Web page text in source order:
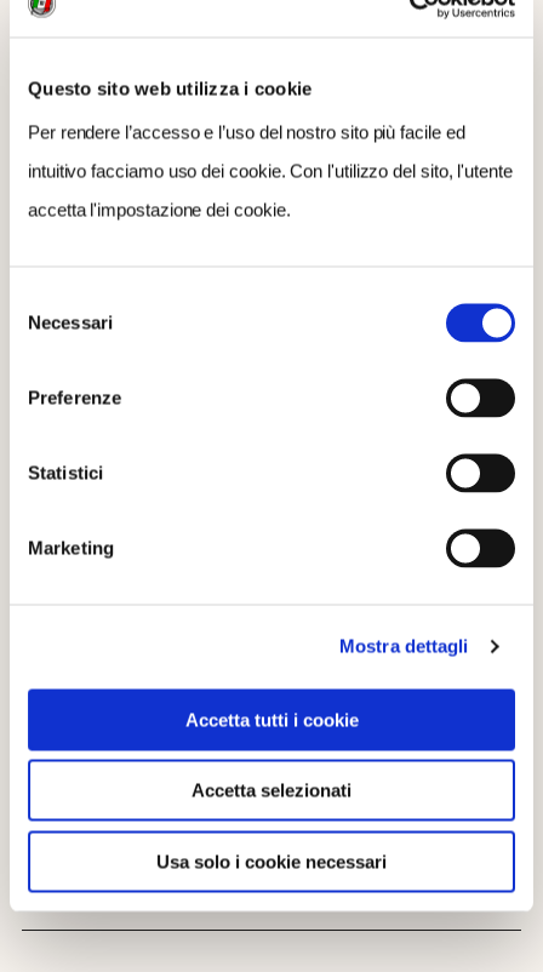
Questo sito web utilizza i cookie
Per rendere l’accesso e l’uso del nostro sito più facile ed
intuitivo facciamo uso dei cookie. Con l'utilizzo del sito, l'utente
accetta l'impostazione dei cookie.
delNecessari
Preferenze
Statistici
Marketing
Mostra dettagli
Accetta tutti i cookie
Accetta selezionati
Usa solo i cookie necessari
DOVE
QUANDO
ORGANIZZATORE
0577635219
segreteria@comune.sinalunga.si.it
https://www.comune.sinalunga.si.it/notizie/concorso-
fotografico.html